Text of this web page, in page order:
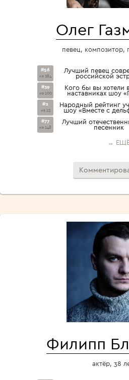
Олег
певец, композитор,
#56
из 284
Лучший певец
российской
#39
из 100
Кого бы вы хотели
наставниках шоу
#2
из 13
Народный рейтинг
шоу «Вместе с
#77
из 148
Лучший
песенник
→
Филипп
актёр, 38